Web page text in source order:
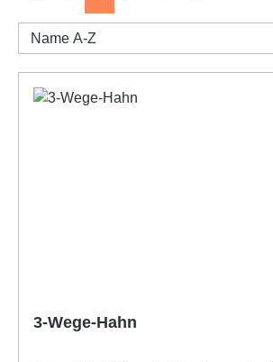
3-Wege-Hahn